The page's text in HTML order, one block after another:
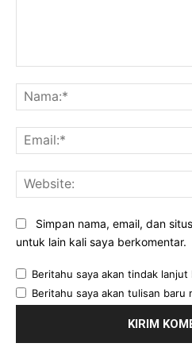
Simpan nama, email, dan
untuk lain kali saya berkomentar.
Beritahu saya akan tindak
Beritahu saya akan tulisan baru